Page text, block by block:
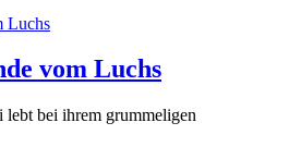
vom Luchs
bei ihrem grummeligen